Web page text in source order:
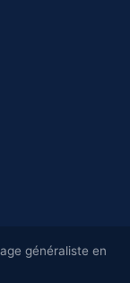
généraliste en